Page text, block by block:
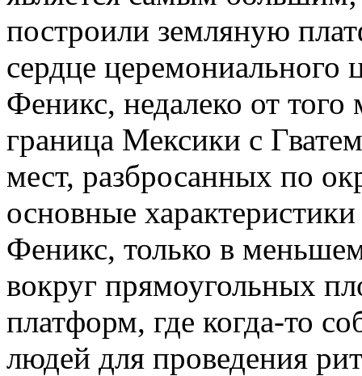
построили земляную
сердце церемониального
Феникс, недалеко от того
граница Мексики с
мест, разбросанных по
основные
Феникс, только в
вокруг прямоугольных
платформ, где когда-то
людей для проведения